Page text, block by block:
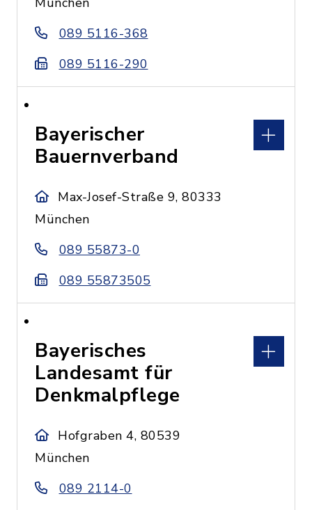
089 5116-368
089 5116-290
Bayerischer
Bauernverband
Max-Josef-Straße 9, 80333
München
089 55873-0
089 55873505
Bayerisches
Landesamt für
Denkmalpflege
Hofgraben 4, 80539
München
089 2114-0